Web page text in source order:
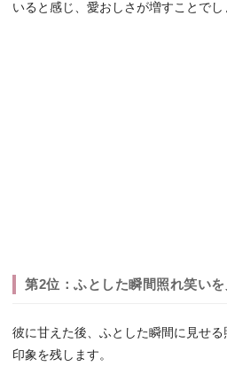
いると感じ、愛おしさが増すことでし
第2位：ふとした瞬間照れ笑い
彼に甘えた後、ふとした瞬間に見せ
印象を残します。